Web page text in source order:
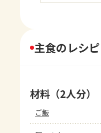
主食のレシピ
材料（2人分）
ご飯